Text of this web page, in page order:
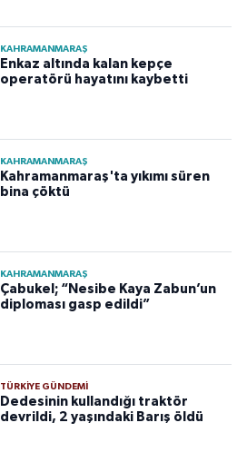
KAHRAMANMARAŞ
Enkaz altında kalan kepçe
operatörü hayatını kaybetti
KAHRAMANMARAŞ
Kahramanmaraş'ta yıkımı süren
bina çöktü
KAHRAMANMARAŞ
Çabukel; “Nesibe Kaya Zabun’un
diploması gasp edildi”
TÜRKIYE GÜNDEMI
Dedesinin kullandığı traktör
devrildi, 2 yaşındaki Barış öldü